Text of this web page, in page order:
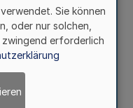
Türkei
Sie können
oder nur solchen,
erforderlich